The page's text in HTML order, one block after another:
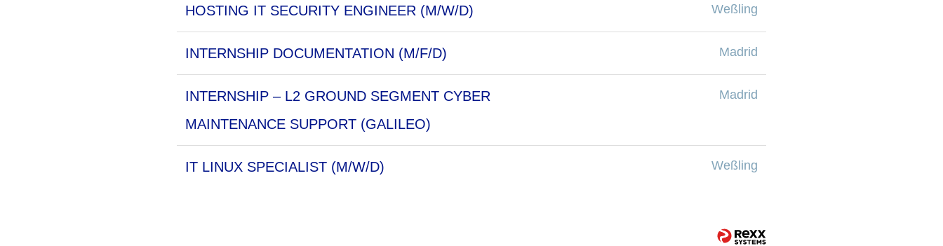
HOSTING IT SECURITY ENGINEER (M/W/D) Weßling
INTERNSHIP DOCUMENTATION (M/F/D) Madrid
INTERNSHIP – L2 GROUND SEGMENT CYBER
MAINTENANCE SUPPORT (GALILEO)
Madrid
IT LINUX SPECIALIST (M/W/D) Weßling